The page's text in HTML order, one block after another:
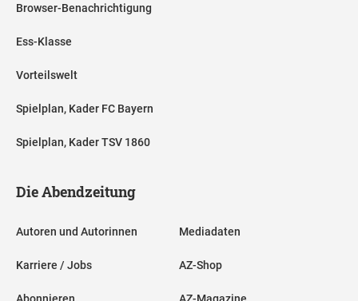
Browser-Benachrichtigung
Ess-Klasse
Vorteilswelt
Spielplan, Kader FC Bayern
Spielplan, Kader TSV 1860
Die Abendzeitung
Autoren und Autorinnen
Karriere / Jobs
Abonnieren
Mediadaten
AZ-Shop
AZ-Magazine